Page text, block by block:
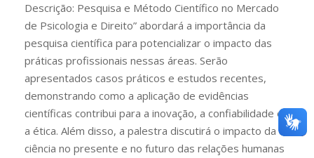
Descrição: Pesquisa e Método Científico no Mercado
de Psicologia e Direito” abordará a importância da
pesquisa científica para potencializar o impacto das
práticas profissionais nessas áreas. Serão
apresentados casos práticos e estudos recentes,
demonstrando como a aplicação de evidências
científicas contribui para a inovação, a confiabilidade e
a ética. Além disso, a palestra discutirá o impacto da
ciência no presente e no futuro das relações humanas